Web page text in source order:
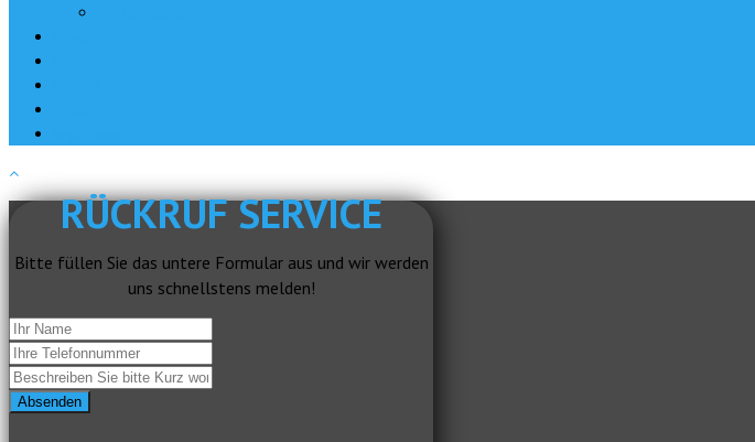
RÜCKRUF SERVICE
Bitte füllen Sie das untere Formular aus und wir werden
uns schnellstens melden!
Absenden